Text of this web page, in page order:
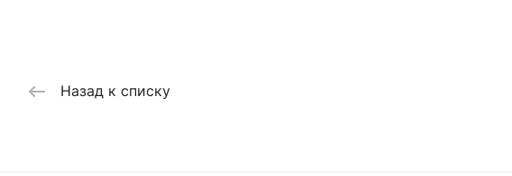
Назад к списку